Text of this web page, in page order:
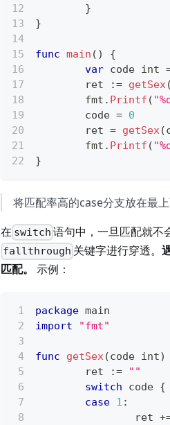
}
}
func main ( )
{
var code int
	ret
:= getSex(
	fmt
. Printf (
	code
= 0
	ret
= getSex(
	fmt
. Printf (
}
将匹配率高的case分支放在最
在 switch 语句中，一旦匹配就不
fallthrough 关键字进行穿透。
匹配。
示例：
package main
import
"fmt"
func getSex(code int)
	ret
:=
""
switch code {
case 1 :
		ret